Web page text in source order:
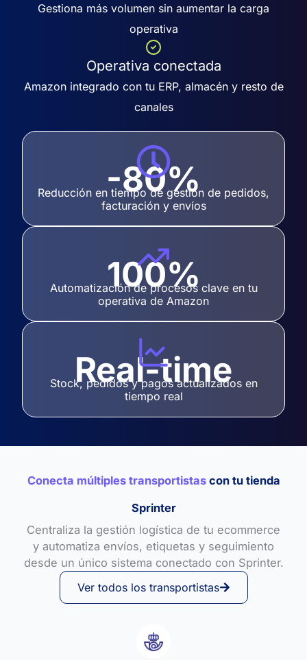
Gestiona más volumen sin aumentar la carga
operativa
Operativa conectada
Amazon integrado con tu ERP, almacén y resto de
canales
-80%
Reducción en tiempo de gestión de pedidos,
facturación y envíos
100%
Automatización de procesos clave en tu
operativa de Amazon
Real-time
Stock, pedidos y pagos actualizados en
tiempo real
Conecta múltiples transportistas con tu tienda
Sprinter
Centraliza la gestión logística de tu ecommerce
y automatiza envíos, etiquetas y seguimiento
desde un único sistema conectado con Sprinter.
Ver todos los transportistas